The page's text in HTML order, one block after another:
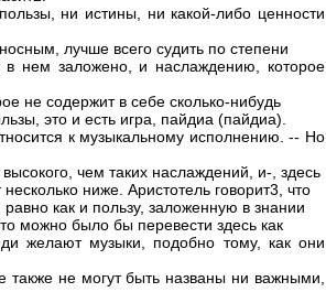
ни истины, ни какой-либо ценности
лучше всего судить по степени
в нем заложено, и наслаждению, которое
не содержит в себе сколько-нибудь
это и есть игра, пайдиа (пайдиа).
к музыкальному исполнению. -- Но
чем таких наслаждений, и-, здесь
ниже. Аристотель говорит3, что
как и пользу, заложенную в знании
можно было бы перевести здесь как
желают музыки, подобно тому, как они
также не могут быть названы ни важными,